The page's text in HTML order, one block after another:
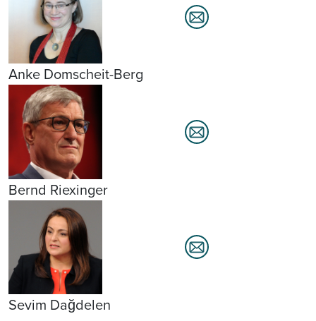
Anke Domscheit-Berg
Bernd Riexinger
Sevim Dağdelen